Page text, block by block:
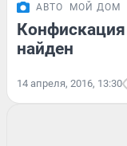
АВТО МОЙ ДОМ
найден
14 апреля, 2016, 13:30